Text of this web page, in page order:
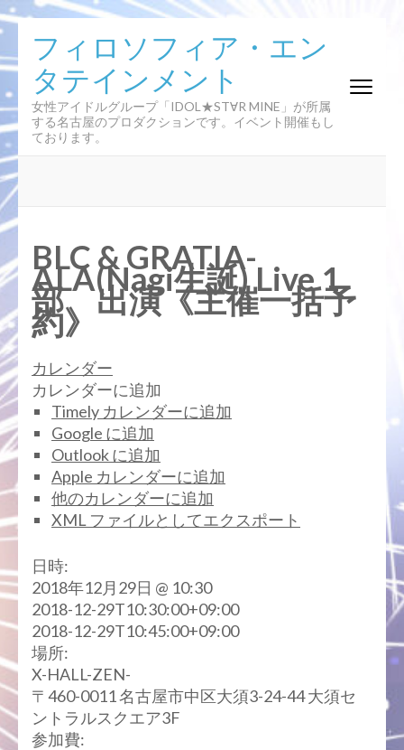
コ
テ
ツ
へ
ス
キ
プ
(Enter
を
押
す)
フィロソフィア・エン
タテインメント
女性アイドルグループ「IDOL★ST∀R MINE」が所属
する名古屋のプロダクションです。イベント開催もし
ております。
BLC & GRATIA-
ALA(Nagi生誕) Live 1
部 出演《主催一括予
約》
カレンダー
カレンダーに追加
Timely カレンダーに追加
Google に追加
Outlook に追加
Apple カレンダーに追加
他のカレンダーに追加
XML ファイルとしてエクスポート
日時:
2018年12月29日 @ 10:30
2018-12-29T10:30:00+09:00
2018-12-29T10:45:00+09:00
場所:
X-HALL-ZEN-
〒460-0011 名古屋市中区大須3-24-44 大須セ
ントラルスクエア3F
参加費: